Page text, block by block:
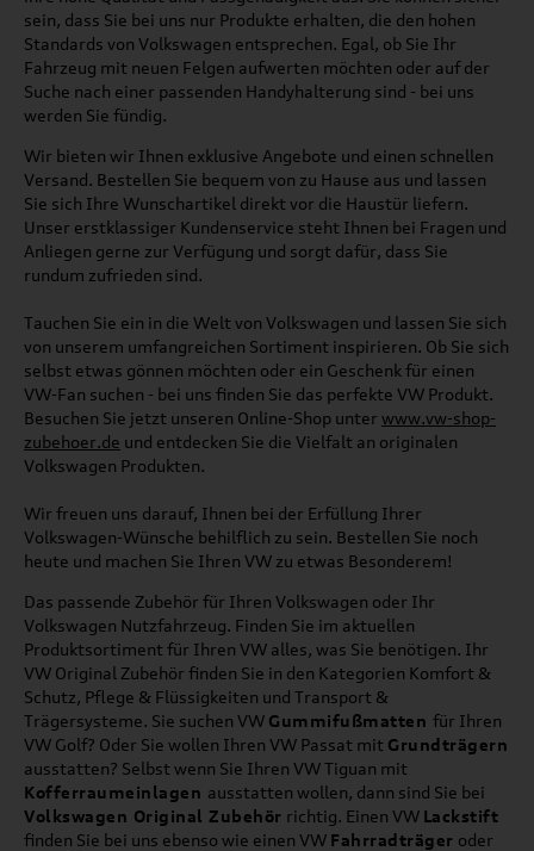
sein, dass Sie bei uns nur Produkte erhalten, die den hohen
Standards von Volkswagen entsprechen. Egal, ob Sie Ihr
Fahrzeug mit neuen Felgen aufwerten möchten oder auf der
Suche nach einer passenden Handyhalterung sind - bei uns
werden Sie fündig.
Wir bieten wir Ihnen exklusive Angebote und einen schnellen
Versand. Bestellen Sie bequem von zu Hause aus und lassen
Sie sich Ihre Wunschartikel direkt vor die Haustür liefern.
Unser erstklassiger Kundenservice steht Ihnen bei Fragen und
Anliegen gerne zur Verfügung und sorgt dafür, dass Sie
rundum zufrieden sind.
Tauchen Sie ein in die Welt von Volkswagen und lassen Sie sich
von unserem umfangreichen Sortiment inspirieren. Ob Sie sich
selbst etwas gönnen möchten oder ein Geschenk für einen
VW-Fan suchen - bei uns finden Sie das perfekte VW Produkt.
Besuchen Sie jetzt unseren Online-Shop unter www.vw-shop-
zubehoer.de und entdecken Sie die Vielfalt an originalen
Volkswagen Produkten.
Wir freuen uns darauf, Ihnen bei der Erfüllung Ihrer
Volkswagen-Wünsche behilflich zu sein. Bestellen Sie noch
heute und machen Sie Ihren VW zu etwas Besonderem!
Das passende Zubehör für Ihren Volkswagen oder Ihr
Volkswagen Nutzfahrzeug. Finden Sie im aktuellen
Produktsortiment für Ihren VW alles, was Sie benötigen. Ihr
VW Original Zubehör finden Sie in den Kategorien Komfort &
Schutz, Pflege & Flüssigkeiten und Transport &
Trägersysteme. Sie suchen VW Gummifußmatten für Ihren
VW Golf? Oder Sie wollen Ihren VW Passat mit Grundträgern
ausstatten? Selbst wenn Sie Ihren VW Tiguan mit
Kofferraumeinlagen ausstatten wollen, dann sind Sie bei
Volkswagen Original Zubehör richtig. Einen VW Lackstift
finden Sie bei uns ebenso wie einen VW Fahrradträger oder